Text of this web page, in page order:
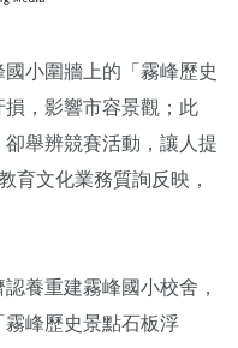
國小圍牆上的「霧峰歷史
，影響市容景觀；此
舉辨競賽活動，讓人提
育文化業務質詢反映，
養重建霧峰國小校舍，
峰歷史景點石板浮